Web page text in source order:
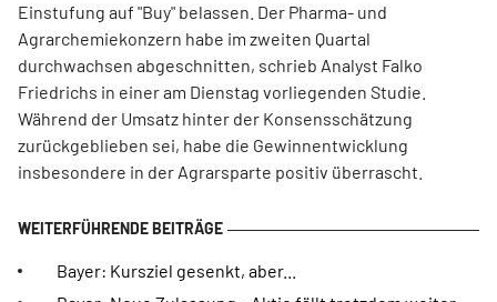
Einstufung auf "Buy" belassen. Der Pharma- und
Agrarchemiekonzern habe im zweiten Quartal
durchwachsen abgeschnitten, schrieb Analyst Falko
Friedrichs in einer am Dienstag vorliegenden Studie.
Während der Umsatz hinter der Konsensschätzung
zurückgeblieben sei, habe die Gewinnentwicklung
insbesondere in der Agrarsparte positiv überrascht.
Bayer: Kursziel gesenkt, aber...